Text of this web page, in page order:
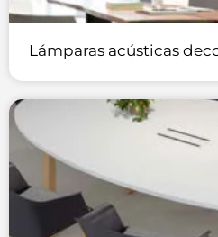
Lámparas acústicas